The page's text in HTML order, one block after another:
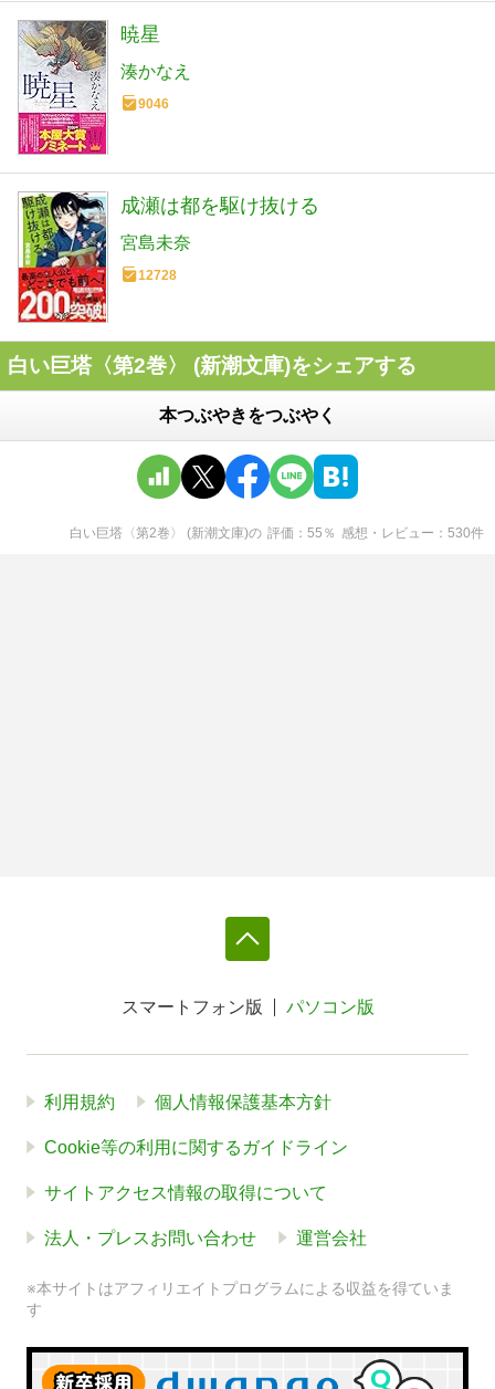
暁星
湊かなえ
9046
成瀬は都を駆け抜ける
宮島未奈
12728
白い巨塔〈第2巻〉 (新潮文庫)をシェアする
本つぶやきをつぶやく
白い巨塔〈第2巻〉 (新潮文庫)の 評価 55 ％ 感想・レビュー 530件
スマートフォン版 パソコン版
利用規約 個人情報保護基本方針
Cookie等の利用に関するガイドライン
サイトアクセス情報の取得について
法人・プレスお問い合わせ 運営会社
※本サイトはアフィリエイトプログラムによる収益を得ていま
す